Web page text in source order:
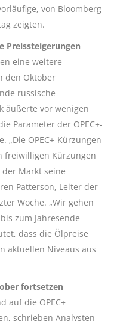
von Bloomberg
zeigten.
Preissteigerungen
eine weitere
den Oktober
russische
äußerte vor wenigen
Parameter der OPEC+-
„Die OPEC+-Kürzungen
freiwilligen Kürzungen
Markt seine
Patterson, Leiter der
Woche. „Wir gehen
zum Jahresende
dass die Ölpreise
aktuellen Niveaus aus
fortsetzen
auf die OPEC+
schrieben Analysten